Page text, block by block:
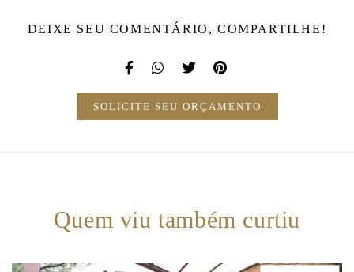
DEIXE SEU COMENTÁRIO, COMPARTILHE!
SOLICITE SEU ORÇAMENTO
Quem viu também curtiu